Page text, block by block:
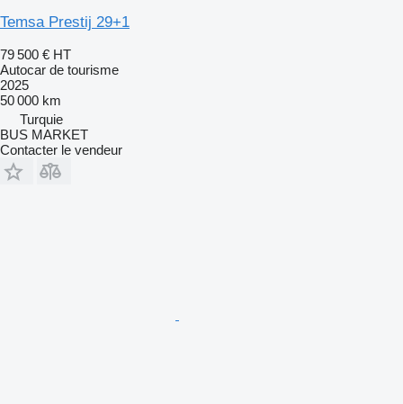
Temsa Prestij 29+1
79 500 € HT
Autocar de tourisme
2025
50 000 km
Turquie
BUS MARKET
Contacter le vendeur